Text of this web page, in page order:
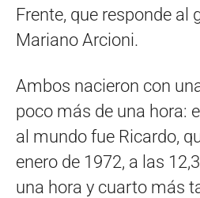
Frente, que responde al
Mariano Arcioni.
Ambos nacieron con
poco más de una hora:
al mundo fue Ricardo,
enero de 1972, a las
una hora y cuarto más